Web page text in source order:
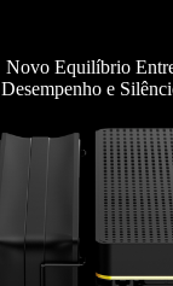
Novo Equilíbrio
Desempenho e